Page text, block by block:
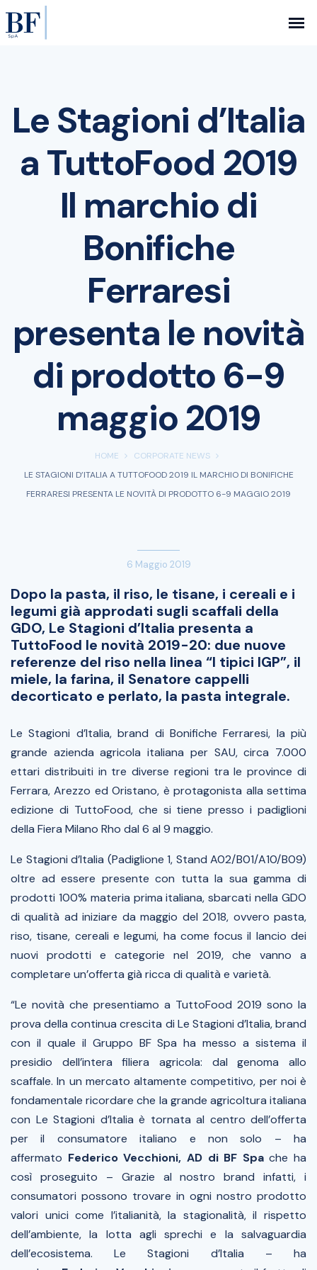
Le Stagioni d’Italia
a TuttoFood 2019
Il marchio di
Bonifiche
Ferraresi
presenta le novità
di prodotto 6-9
maggio 2019
HOME
CORPORATE NEWS
LE STAGIONI D’ITALIA A TUTTOFOOD 2019 IL MARCHIO DI BONIFICHE
FERRARESI PRESENTA LE NOVITÀ DI PRODOTTO 6-9 MAGGIO 2019
6 Maggio 2019
Dopo la pasta, il riso, le tisane, i cereali e i
legumi già approdati sugli scaffali della
GDO, Le Stagioni d’Italia presenta a
TuttoFood le novità 2019-20: due nuove
referenze del riso nella linea “I tipici IGP”, il
miele, la farina, il Senatore cappelli
decorticato e perlato, la pasta integrale.
Le Stagioni d’Italia, brand di Bonifiche Ferraresi, la più
grande azienda agricola italiana per SAU, circa 7.000
ettari distribuiti in tre diverse regioni tra le province di
Ferrara, Arezzo ed Oristano, è protagonista alla settima
edizione di TuttoFood, che si tiene presso i padiglioni
della Fiera Milano Rho dal 6 al 9 maggio.
Le Stagioni d’Italia (Padiglione 1, Stand A02/B01/A10/B09)
oltre ad essere presente con tutta la sua gamma di
prodotti 100% materia prima italiana, sbarcati nella GDO
di qualità ad iniziare da maggio del 2018, ovvero pasta,
riso, tisane, cereali e legumi, ha come focus il lancio dei
nuovi prodotti e categorie nel 2019, che vanno a
completare un’offerta già ricca di qualità e varietà.
“Le novità che presentiamo a TuttoFood 2019 sono la
prova della continua crescita di Le Stagioni d’Italia, brand
con il quale il Gruppo BF Spa ha messo a sistema il
presidio dell’intera filiera agricola: dal genoma allo
scaffale. In un mercato altamente competitivo, per noi è
fondamentale ricordare che la grande agricoltura italiana
con Le Stagioni d’Italia è tornata al centro dell’offerta
per il consumatore italiano e non solo – ha
affermato Federico Vecchioni, AD di BF Spache ha
così proseguito – Grazie al nostro brand infatti, i
consumatori possono trovare in ogni nostro prodotto
valori unici come l’italianità, la stagionalità, il rispetto
dell’ambiente, la lotta agli sprechi e la salvaguardia
dell’ecosistema. Le Stagioni d’Italia – ha